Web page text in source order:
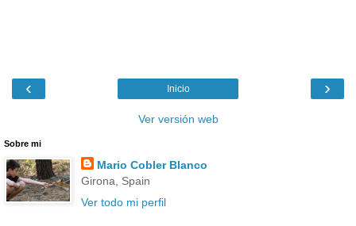
‹ ›
Inicio
Ver versión web
Sobre mi
Mario Cobler Blanco
Girona, Spain
Ver todo mi perfil